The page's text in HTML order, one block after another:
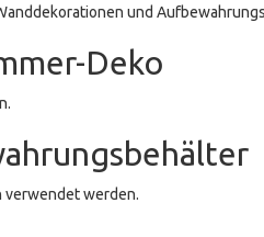
und
Deko
verwendet werden.